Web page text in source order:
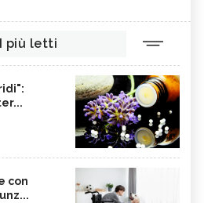
I più letti
con